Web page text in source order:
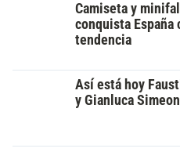
Camiseta y
conquista
tendencia
Así está hoy
y Gianluca